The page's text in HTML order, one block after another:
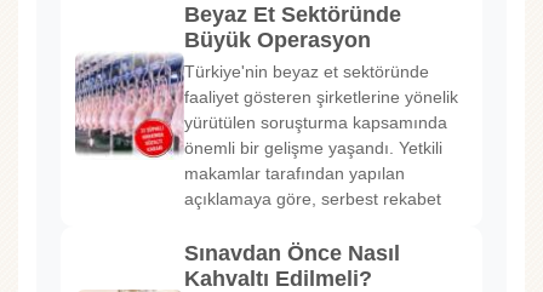
Beyaz Et Sektöründe
Büyük Operasyon
Türkiye'nin beyaz et sektöründe
faaliyet gösteren şirketlerine yönelik
yürütülen soruşturma kapsamında
önemli bir gelişme yaşandı. Yetkili
makamlar tarafından yapılan
açıklamaya göre, serbest rekabet
Sınavdan Önce Nasıl
Kahvaltı Edilmeli?